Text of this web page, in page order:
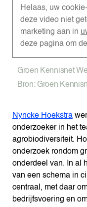
Helaas, uw
deze video niet
marketing aan in
deze pagina om
Groen Kennisnet
Bron: Groen
Nyncke Hoekstra
onderzoeker in het
agrobiodiversiteit.
onderzoek rondom
onderdeel van. In al
van een schema in
centraal, met daar
bedrijfsvoering en